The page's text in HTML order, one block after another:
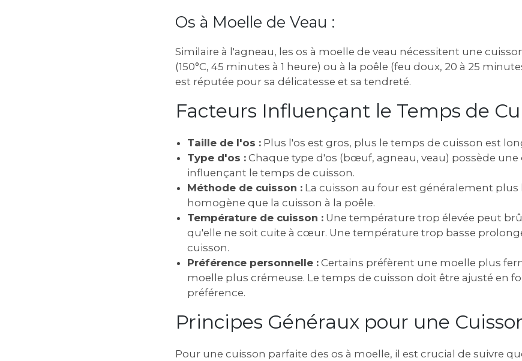
Os à Moelle de Veau :
Similaire à l'agneau‚ les os à moelle de veau nécessitent une
(150°C‚ 45 minutes à 1 heure) ou à la poêle (feu doux‚ 20 à 25
est réputée pour sa délicatesse et sa tendreté.
Facteurs Influençant le Temps de
Taille de l'os : Plus l'os est gros‚ plus le temps de cuisson est
Type d'os : Chaque type d'os (bœuf‚ agneau‚ veau) possède une
influençant le temps de cuisson.
Méthode de cuisson : La cuisson au four est généralement plus
homogène que la cuisson à la poêle.
Température de cuisson : Une température trop élevée peut
qu'elle ne soit cuite à cœur. Une température trop basse
cuisson.
Préférence personnelle : Certains préfèrent une moelle plus
moelle plus crémeuse. Le temps de cuisson doit être ajusté en
préférence.
Principes Généraux pour une
Pour une cuisson parfaite des os à moelle‚ il est crucial de suivre